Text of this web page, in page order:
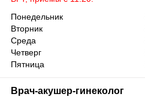
Понедельник
Вторник
Среда
Четверг
Пятница
Врач-акушер-гинеколог